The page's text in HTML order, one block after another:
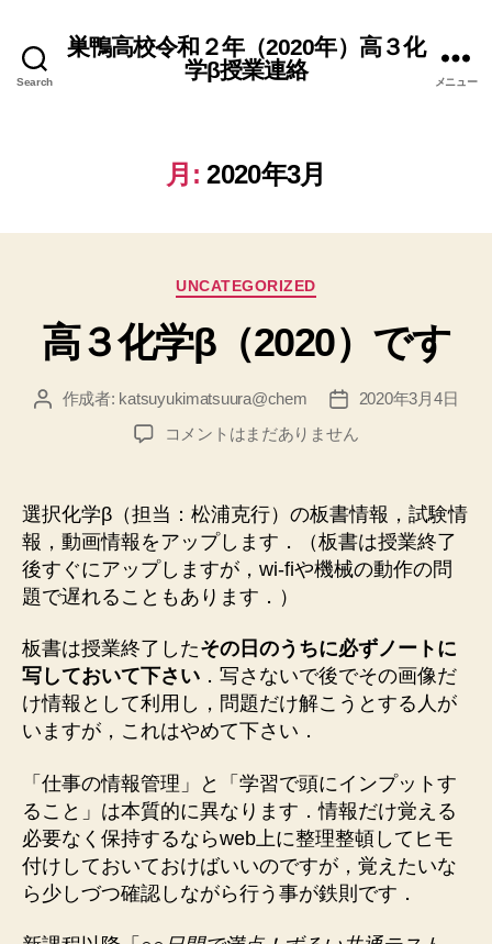
Search
巣鴨高校令和２年（2020年）高３化
学β授業連絡
メニュー
月: 2020年3月
カ
ゴ
リ
UNCATEGORIZED
高３化学β（2020）です
投 作成者: katsuyukimatsuura@chem
投
稿
日
2020年3月4日
高
学
β（2020）
で
す
へ
コメントはまだありません
選択化学β（担当：松浦克行）の板書情報，試験情
報，動画情報をアップします．（板書は授業終了
後すぐにアップしますが，wi-fiや機械の動作の問
題で遅れることもあります．）
板書は授業終了したその日のうちに必ずノートに
写しておいて下さい ．写さないで後でその画像だ
け情報として利用し，問題だけ解こうとする人が
いますが，これはやめて下さい．
「仕事の情報管理」と「学習で頭にインプットす
ること」は本質的に異なります．情報だけ覚える
必要なく保持するならweb上に整理整頓してヒモ
付けしておいておけばいいのですが，覚えたいな
ら少しづつ確認しながら行う事が鉄則です．